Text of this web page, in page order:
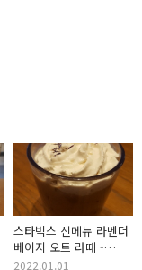
스타벅스 신메뉴 라벤더
베이지 오트 라떼 -
2022년 뉴이어 프로모션
2022.01.01